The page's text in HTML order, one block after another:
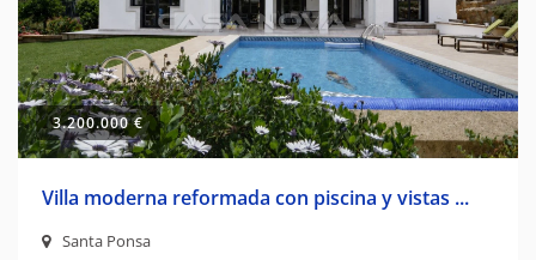
3.200.000 €
Villa moderna reformada con piscina y vistas ...
Santa Ponsa